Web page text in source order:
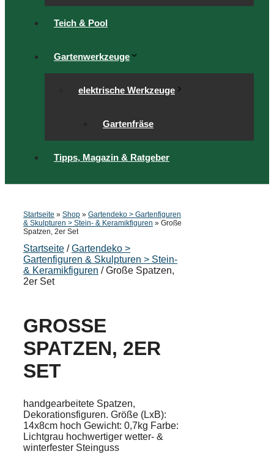
Teich & Pool
Gartenwerkzeuge
elektrische Werkzeuge
Gartenfräse
Tipps, Magazin & Ratgeber
Startseite » Shop » Gartendeko > Gartenfiguren
& Skulpturen > Stein- & Keramikfiguren » Große
Spatzen, 2er Set
Startseite /Gartendeko >
Gartenfiguren & Skulpturen > Stein-
& Keramikfiguren / Große Spatzen,
2er Set
GROSSE S
PATZEN, 2ER S
ET
handgearbeitete Spatzen,
Dekorationsfiguren. Größe (LxB):
14x8cm hoch Gewicht: 0,7kg Farbe:
Lichtgrau hochwertiger wetter- &
winterfester Steinguss